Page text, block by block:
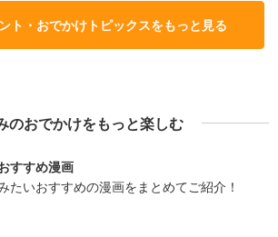
ト・おでかけトピックスをもっと見る
のおでかけをもっと楽しむ
すすめ漫画
たいおすすめの漫画をまとめてご紹介！